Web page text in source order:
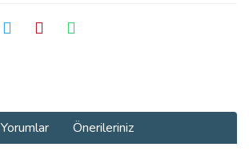
Yorumlar Önerileriniz